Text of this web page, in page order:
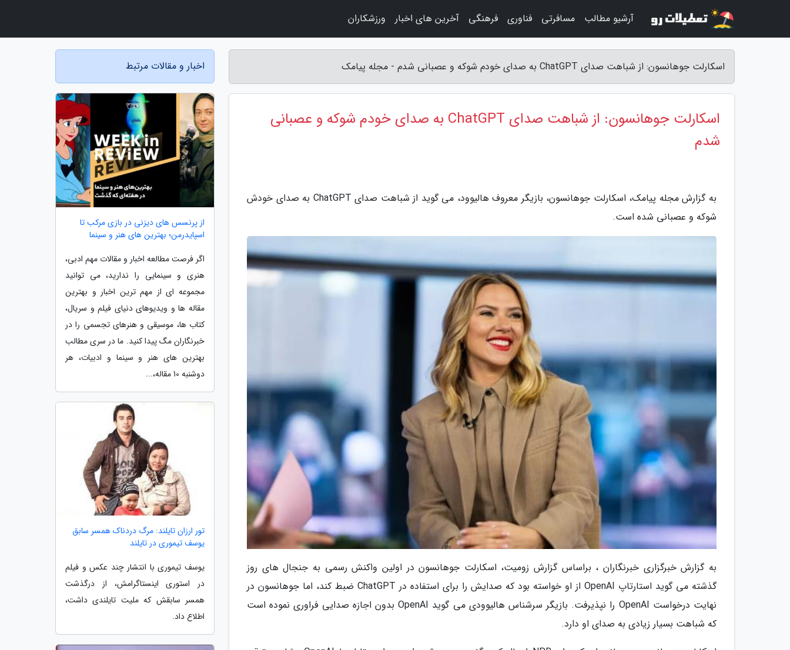
اسکارلت جوهانسون: از شباهت صدای ChatGPT به صدای خودم شوکه و عصبانی شدم - مجله پیامک
اسکارلت جوهانسون: از شباهت صدای ChatGPT به صدای خودم شوکه و عصبانی
شدم
به گزارش مجله پیامک، اسکارلت جوهانسون، بازیگر معروف هالیوود، می گوید از شباهت صدای ChatGPT به صدای خودش
شوکه و عصبانی شده است.
به گزارش خبرگزاری خبرنگاران ، براساس گزارش زومیت، اسکارلت جوهانسون در اولین واکنش رسمی به جنجال های روز
گذشته می گوید استارتاپ OpenAI از او خواسته بود که صدایش را برای استفاده در ChatGPT ضبط کند، اما جوهانسون در
نهایت درخواست OpenAI را نپذیرفت. بازیگر سرشناس هالیوودی می گوید OpenAI بدون اجازه صدایی فراوری نموده است
که شباهت بسیار زیادی به صدای او دارد.
اخبار و مقالات مرتبط
از پرنسس های دیزنی در بازی مرکب تا
اسپایدرمن؛ بهترین های هنر و سینما
اگر فرصت مطالعه اخبار و مقالات مهم ادبی،
هنری و سینمایی را ندارید، می توانید
مجموعه ای از مهم ترین اخبار و بهترین
مقاله ها و ویدیوهای دنیای فیلم و سریال،
کتاب ها، موسیقی و هنرهای تجسمی را در
خبرنگاران مگ پیدا کنید. ما در سری مطالب
بهترین های هنر و سینما و ادبیات، هر
دوشنبه 10 مقاله،...
تور ارزان تایلند: مرگ دردناک همسر سابق
یوسف تیموری در تایلند
یوسف تیموری با انتشار چند عکس و فیلم
در استوری اینستاگرامش، از درگذشت
همسر سابقش که ملیت تایلندی داشت،
اطلاع داد.
آرشیو مطالب مسافرتی فناوری فرهنگی آخرین های اخبار ورزشکاران